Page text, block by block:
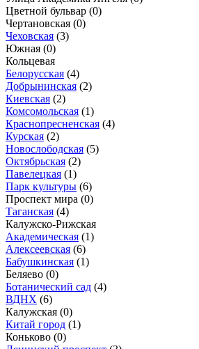
Цветной бульвар (0)
Чертановская (0)
Чеховская (3)
Южная (0)
Кольцевая
Белорусская (4)
Добрынинская (2)
Киевская (2)
Комсомольская (1)
Краснопресненская (4)
Курская (2)
Новослободская (5)
Октябрьская (2)
Павелецкая (1)
Парк культуры (6)
Проспект мира (0)
Таганская (4)
Калужско-Рижская
Академическая (1)
Алексеевская (6)
Бабушкинская (1)
Беляево (0)
Ботанический сад (4)
ВДНХ (6)
Калужская (0)
Китай город (1)
Коньково (0)